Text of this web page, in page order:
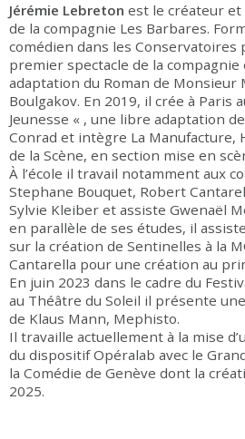
Jérémie Lebreton est le créateur
de la compagnie Les Barbares.
comédien dans les Conservatoires
premier spectacle de la
adaptation du Roman de Monsieur
Boulgakov. En 2019, il crée à Paris
Jeunesse « , une libre adaptation
Conrad et intègre La Manufacture,
de la Scène, en section mise en
À l’école il travail notamment aux
Stephane Bouquet, Robert
Sylvie Kleiber et assiste Gwenaël
en parallèle de ses études, il
sur la création de Sentinelles à la
Cantarella pour une création au
En juin 2023 dans le cadre du
au Théâtre du Soleil il présente
de Klaus Mann, Mephisto.
Il travaille actuellement à la mise
du dispositif Opéralab avec le
la Comédie de Genève dont la
2025.